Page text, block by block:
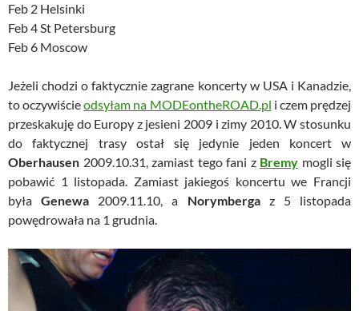
Feb 2 Helsinki
Feb 4 St Petersburg
Feb 6 Moscow
Jeżeli chodzi o faktycznie zagrane koncerty w USA i Kanadzie,
to oczywiścieodsyłam na MODEontheROAD.pl i czem prędzej
przeskakuję do Europy z jesieni 2009 i zimy 2010. W stosunku
do faktycznej trasy ostał się jedynie jeden koncert w
Oberhausen 2009.10.31, zamiast tego fani z Bremy mogli się
pobawić 1 listopada. Zamiast jakiegoś koncertu we Francji
byłaGenewa 2009.11.10, a Norymbergaz 5 listopada
powędrowała na 1 grudnia.